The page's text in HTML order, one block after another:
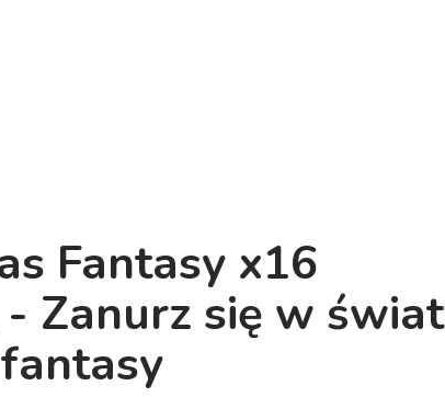
Fantasy x16
Zanurz się w świat
fantasy